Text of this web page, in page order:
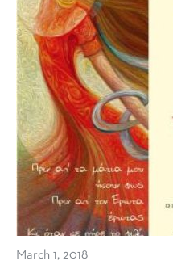
March 1, 2018